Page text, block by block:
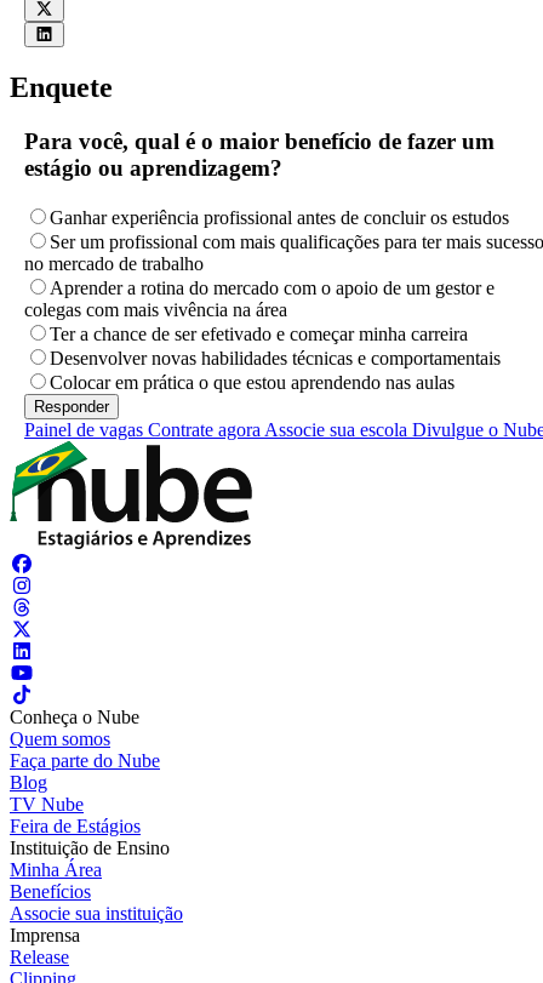
Enquete
Para você, qual é o maior benefício de fazer um
estágio ou aprendizagem?
Ganhar experiência profissional antes de concluir os estudos
Ser um profissional com mais qualificações para ter mais sucesso
no mercado de trabalho
Aprender a rotina do mercado com o apoio de um gestor e
colegas com mais vivência na área
Ter a chance de ser efetivado e começar minha carreira
Desenvolver novas habilidades técnicas e comportamentais
Colocar em prática o que estou aprendendo nas aulas
Painel de vagas Contrate agora Associe sua escola Divulgue o
Conheça o Nube
Quem somos
Faça parte do Nube
Blog
TV Nube
Feira de Estágios
Instituição de Ensino
Minha Área
Benefícios
Associe sua instituição
Imprensa
Release
Clipping